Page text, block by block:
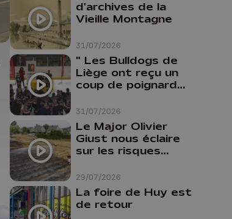
31/07/2026
d'archives de la
Vieille Montagne
31/07/2026
" Les Bulldogs de
Liège ont reçu un
coup de poignard
29/07/2026
Le Major Olivier
Giust nous éclaire
sur les risques
Belgique : "Un
incendie comme en
Gironde ne pourrait
pas avoir lieu chez
La foire de Huy est
de retour